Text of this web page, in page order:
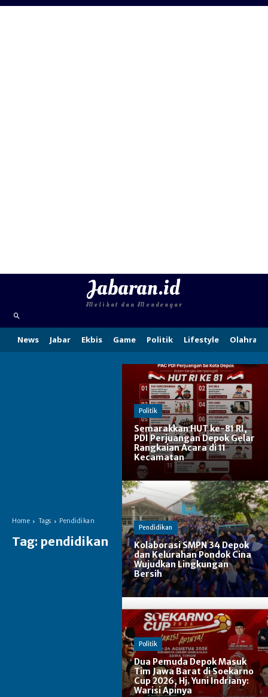
Jabaran.id
Melihat dan Mendengar
News Jabar Ekbis Game Politik Lifestyle Olahraga
Home Tags Pendidikan
Tag: pendidikan
Politik
Semarakkan HUT ke-81 RI,
PDI Perjuangan Depok Gelar
Rangkaian Acara di 11
Kecamatan
Pendidikan
Kolaborasi SMPN 34 Depok
dan Kelurahan Pondok Cina
Wujudkan Lingkungan
Bersih
Politik
Dua Pemuda Depok Masuk
Tim Jawa Barat di Soekarno
Cup 2026, Hj. Yuni Indriany:
Warisi Apinya